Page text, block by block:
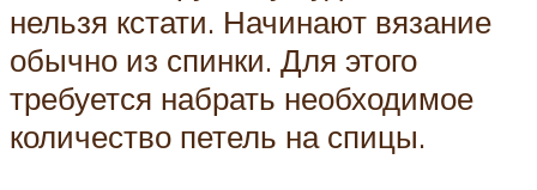
нельзя кстати. Начинают вязание
обычно из спинки. Для этого
требуется набрать необходимое
количество петель на спицы.